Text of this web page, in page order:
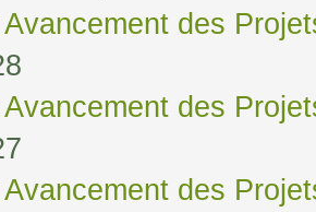
Avancement des
Avancement des
Avancement des